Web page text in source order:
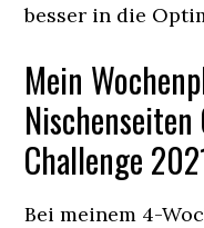
besser in die
Mein
Challenge
Bei meinem 4-